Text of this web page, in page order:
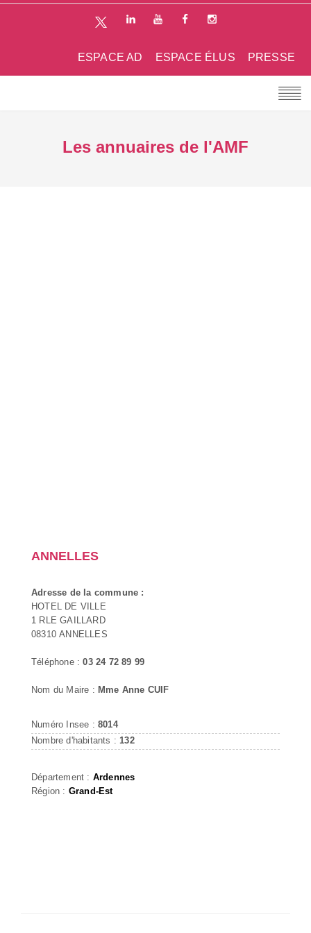
PRESSE
ESPACE ÉLUS
ESPACE AD
Les annuaires de l'AMF
ANNELLES
Adresse de la commune :
HOTEL DE VILLE
1 RLE GAILLARD
08310 ANNELLES
Téléphone :03 24 72 89 99
Nom du Maire : Mme Anne CUIF
Numéro Insee : 8014
Nombre d'habitants : 132
Département : Ardennes
Région : Grand-Est